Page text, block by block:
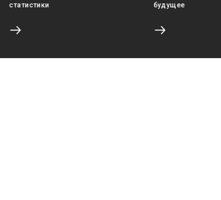
статистики
будущее